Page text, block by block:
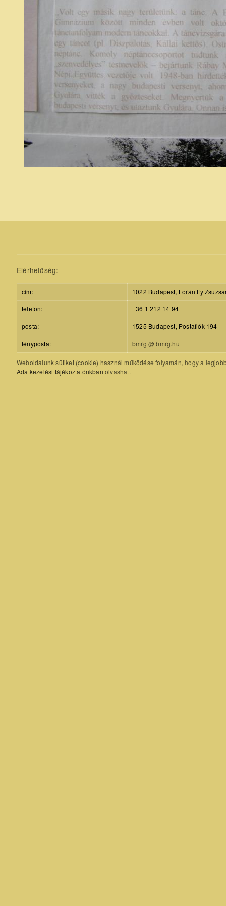
Elérhetőség:
cím:
1022 Budapest, Lorántffy
telefon:
+36 1 212 14 94
posta:
1525 Budapest, Postafiók 194
fényposta: bmrg @ bmrg.hu
Weboldalunk sütiket (cookie) használ működése folyamán, hogy a
Adatkezelési tájékoztatónkban olvashat.